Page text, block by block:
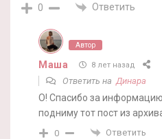
0 Ответить
Автор
Маша 8 лет назад
Ответить на Динара
О! Спасибо за
подниму тот пост из
0 Ответить